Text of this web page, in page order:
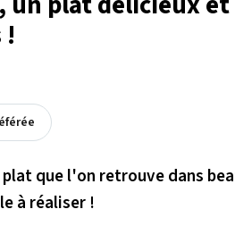
!
que l'on retrouve dans
à réaliser !